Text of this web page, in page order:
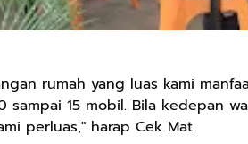
rumah yang luas kami
sampai 15 mobil. Bila kedepan
perluas," harap Cek Mat.